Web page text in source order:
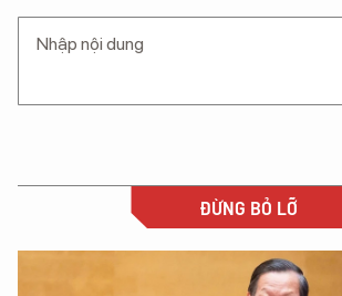
ĐỪNG BỎ LỠ